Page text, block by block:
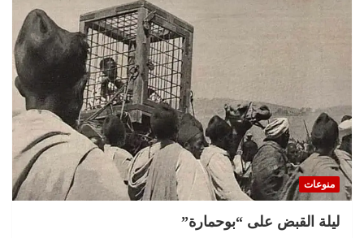
منوعات
ليلة القبض على “بوحمارة”